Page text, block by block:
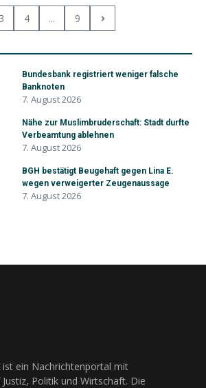
3 4 ...
9
Bundesbank registriert weniger falsche
Banknoten
7. August 2026
Nähe zur Muslimbruderschaft: Stadt durfte
Verbeamtung ablehnen
7. August 2026
BGH bestätigt Beugehaft gegen Lina E.
wegen verweigerter Zeugenaussage
7. August 2026
ist ein Nachrichtenportal mit
Politik und Wirtschaft. Die